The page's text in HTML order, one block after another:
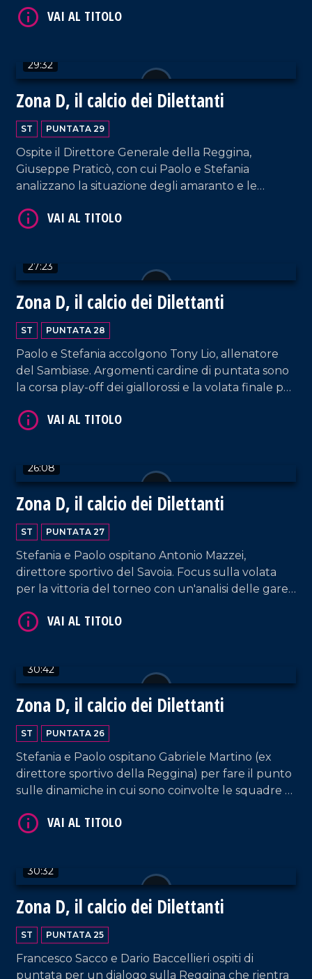
29:32
Zona D, il calcio dei Dilettanti
ST PUNTATA 29
Ospite il Direttore Generale della Reggina,
Giuseppe Praticò, con cui Paolo e Stefania
analizzano la situazione degli amaranto e le
Vibonese, condannata ormai ai play-out.
27:23
Zona D, il calcio dei Dilettanti
ST PUNTATA 28
Paolo e Stefania accolgono Tony Lio, allenatore
del Sambiase. Argomenti cardine di puntata sono
la corsa play-off dei giallorossi e la volata finale per
26:08
Zona D, il calcio dei Dilettanti
ST PUNTATA 27
Stefania e Paolo ospitano Antonio Mazzei,
direttore sportivo del Savoia. Focus sulla volata
per la vittoria del torneo con un'analisi delle gare
Spazio alla vittoria del Savoia in casa della Vigor e
Sambiase ancora in corsa.
30:42
Zona D, il calcio dei Dilettanti
ST PUNTATA 26
Stefania e Paolo ospitano Gabriele Martino (ex
direttore sportivo della Reggina) per fare il punto
sulle dinamiche in cui sono coinvolte le squadre di
VAI AL TITOLO
30:32
Zona D, il calcio dei Dilettanti
ST PUNTATA 25
Francesco Sacco e Dario Baccellieri ospiti di
puntata per un dialogo sulla Reggina che rientra
VAI AL TITOLO
VAI AL TITOLO
VAI AL TITOLO
VAI AL TITOLO